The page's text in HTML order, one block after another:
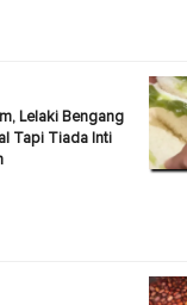
Lelaki Bengang
Tapi Tiada Inti